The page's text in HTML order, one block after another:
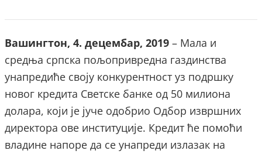
Вашингтон, 4. децембар, 2019 – Мала и
средња српска пољопривредна газдинства
унапредиће своју конкурентност уз подршку
новог кредита Светске банке од 50 милиона
долара, који је јуче одобрио Одбор извршних
директора ове институције. Кредит ће помоћи
владине напоре да се унапреди излазак на